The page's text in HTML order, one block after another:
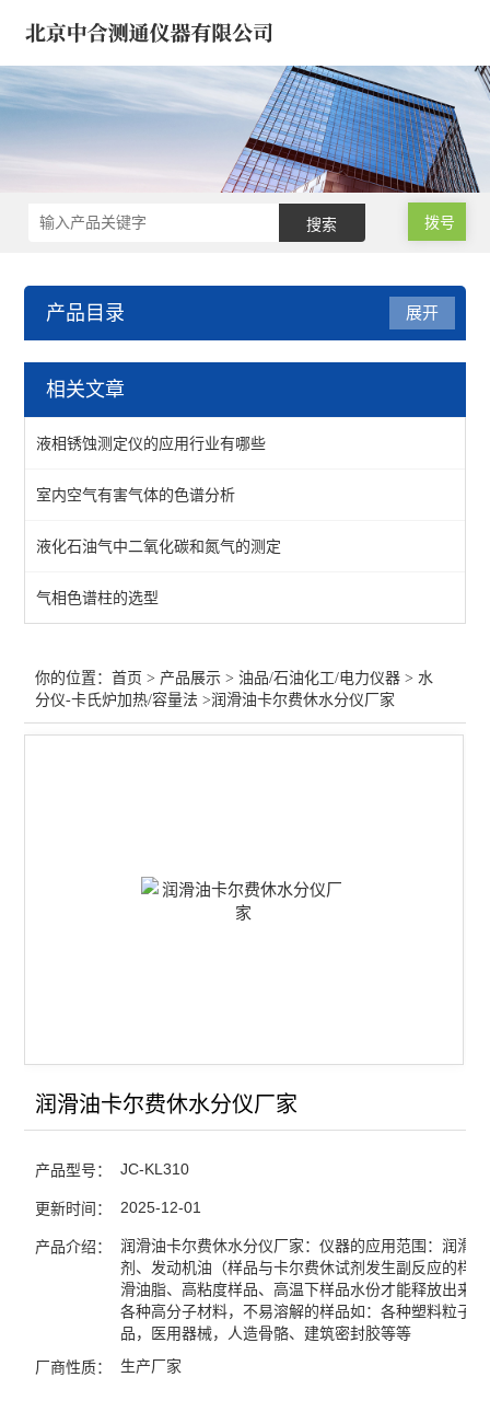
拨号
产品目录
油品/石油化工/电力仪器
石油化工气相色谱仪
展开
相关文章
液相锈蚀测定仪的应用行业有哪些
室内空气有害气体的色谱分析
液化石油气中二氧化碳和氮气的测定
气相色谱柱的选型
你的位置：首页 > 产品展示 >油品/石油化工/电力仪器 >水
分仪-卡氏炉加热/容量法 >润滑油卡尔费休水分仪厂家
润滑油卡尔费休水分仪厂家
产品型号： JC-KL310
更新时间： 2025-12-01
产品介绍：
润滑油卡尔费休水分仪厂家：仪器的应用范围：润滑
剂、发动机油（样品与卡尔费休试剂发生副反应的样
滑油脂、高粘度样品、高温下样品水份才能释放出来
各种高分子材料，不易溶解的样品如：各种塑料粒子
品，医用器械，人造骨骼、建筑密封胶等等
厂商性质： 生产厂家